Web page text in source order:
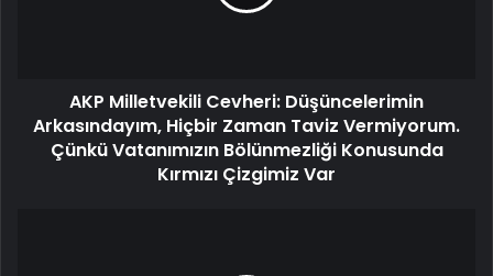
AKP Milletvekili Cevheri: Düşüncelerimin
Arkasındayım, Hiçbir Zaman Taviz Vermiyorum.
Çünkü Vatanımızın Bölünmezliği Konusunda
Kırmızı Çizgimiz Var